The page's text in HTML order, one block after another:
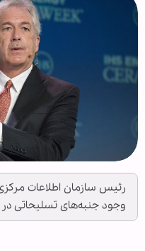
رئیس سازمان اطلاعات
وجود جنبه‌های تسلیحاتی در